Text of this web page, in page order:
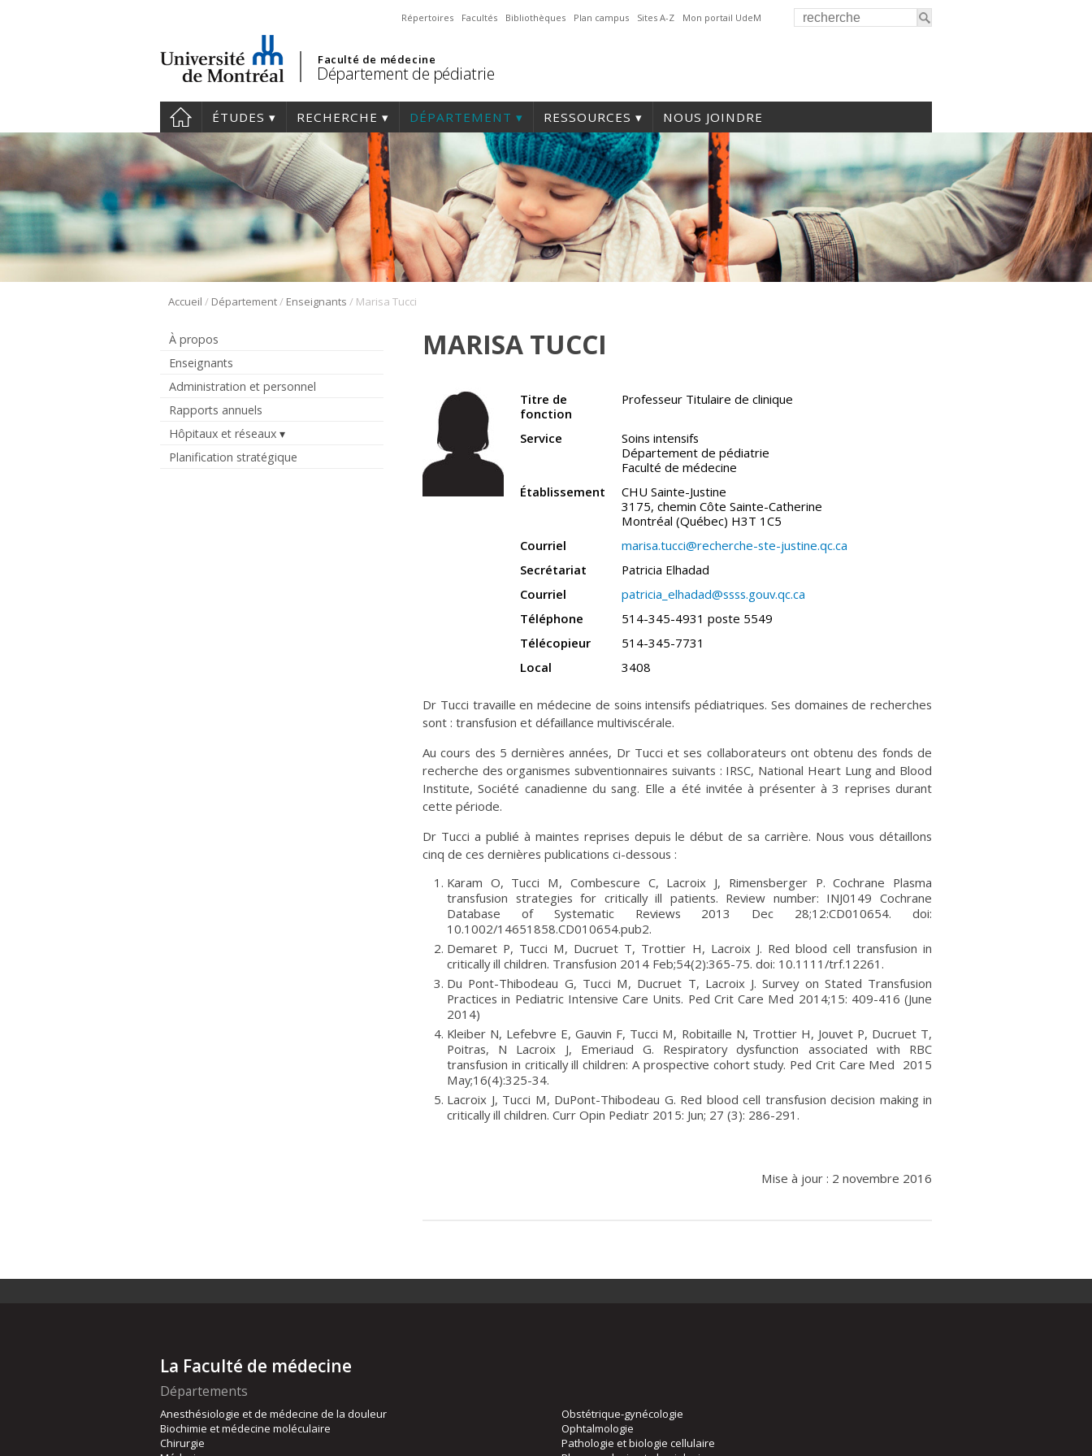
Répertoires Facultés Bibliothèques Plan campus Sites A-Z Mon portail UdeM
Faculté de médecine
Département de pédiatrie
ÉTUDES RECHERCHE DÉPARTEMENT RESSOURCES NOUS JOINDRE
Accueil / Département/ Enseignants / Marisa Tucci
À propos
Enseignants
Administration et personnel
Rapports annuels
Hôpitaux et réseaux
Planification stratégique
MARISA TUCCI
Titre de
fonction
Professeur Titulaire de clinique
Service
Soins intensifs
Département de pédiatrie
Faculté de médecine
Établissement
CHU Sainte-Justine
3175, chemin Côte Sainte-Catherine
Montréal (Québec) H3T 1C5
Courriel
marisa.tucci@recherche-ste-justine.qc.ca
Secrétariat
Patricia Elhadad
Courriel
patricia_elhadad@ssss.gouv.qc.ca
Téléphone
514-345-4931 poste 5549
Télécopieur
514-345-7731
Local
3408
Dr Tucci travaille en médecine de soins intensifs pédiatriques. Ses domaines de recherches
sont : transfusion et défaillance multiviscérale.
Au cours des 5 dernières années, Dr Tucci et ses collaborateurs ont obtenu des fonds de
recherche des organismes subventionnaires suivants : IRSC, National Heart Lung and Blood
Institute, Société canadienne du sang. Elle a été invitée à présenter à 3 reprises durant
cette période.
Dr Tucci a publié à maintes reprises depuis le début de sa carrière. Nous vous détaillons
cinq de ces dernières publications ci-dessous :
Karam O, Tucci M, Combescure C, Lacroix J, Rimensberger P. Cochrane Plasma
transfusion strategies for critically ill patients. Review number: INJ0149 Cochrane
Database of Systematic Reviews 2013 Dec 28;12:CD010654. doi:
10.1002/14651858.CD010654.pub2.
Demaret P, Tucci M, Ducruet T, Trottier H, Lacroix J. Red blood cell transfusion in
critically ill children. Transfusion 2014 Feb;54(2):365-75. doi: 10.1111/trf.12261.
Du Pont-Thibodeau G, Tucci M, Ducruet T, Lacroix J. Survey on Stated Transfusion
Practices in Pediatric Intensive Care Units. Ped Crit Care Med 2014;15: 409-416 (June
2014)
Kleiber N, Lefebvre E, Gauvin F, Tucci M, Robitaille N, Trottier H, Jouvet P, Ducruet T,
Poitras, N Lacroix J, Emeriaud G. Respiratory dysfunction associated with RBC
transfusion in critically ill children: A prospective cohort study. Ped Crit Care Med 2015
May;16(4):325-34.
Lacroix J, Tucci M, DuPont-Thibodeau G. Red blood cell transfusion decision making in
critically ill children. Curr Opin Pediatr 2015: Jun; 27 (3): 286-291.
Mise à jour : 2 novembre 2016
La Faculté de médecine
Départements
Anesthésiologie et de médecine de la douleur
Biochimie et médecine moléculaire
Chirurgie
Obstétrique-gynécologie
Ophtalmologie
Pathologie et biologie cellulaire